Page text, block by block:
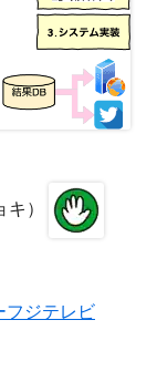
）
フジテレビ